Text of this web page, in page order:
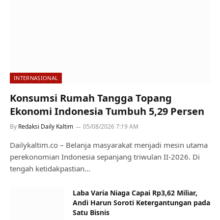
INTERNASIONAL
Konsumsi Rumah Tangga Topang
Ekonomi Indonesia Tumbuh 5,29 Persen
By Redaksi Daily Kaltim 05/08/2026 7:19 AM
Dailykaltim.co – Belanja masyarakat menjadi mesin utama
perekonomian Indonesia sepanjang triwulan II-2026. Di
tengah ketidakpastian…
Laba Varia Niaga Capai Rp3,62 Miliar,
Andi Harun Soroti Ketergantungan pada
Satu Bisnis